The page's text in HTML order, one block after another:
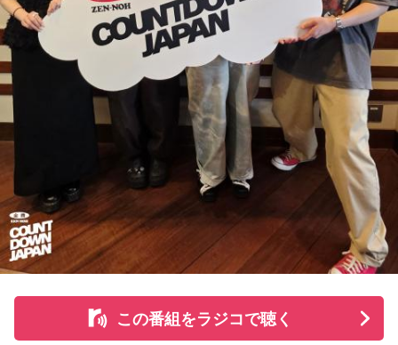
1イニングを無失点で抑える。どれだけピンチを作っても無失
点で抑えるというのが中継ぎの仕事なので、それができたと
いうのは本当にいいことなのかなと思います」
※インタビュアー：文化放送・斉藤一美アナウンサー
◎コーナー『人生アイズ相談ドラゴン』
「仕事場の上司、良い人なんだけどここが好きになれなく
「友人と遊んだ時に言われたあの一言がずっとモヤモヤして
「優柔不断な性格のせいで、こんな事が…」
あなたの人生相談を送ってください。その相談を受け、中島
健人が遊戯王の話をします。
※ メールの件名は「決闘」でお願いします。
◎「中島健人イメージランキング」
街の人に調査したら、中島健人が1位にランクインしそうな
「ランキングのタイトルだけ」を送ってきてください。
この番組をラジコで聴く